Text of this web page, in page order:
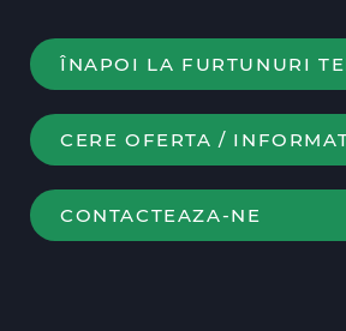
ÎNAPOI LA FURTUNURI
CERE OFERTA /
CONTACTEAZA-NE